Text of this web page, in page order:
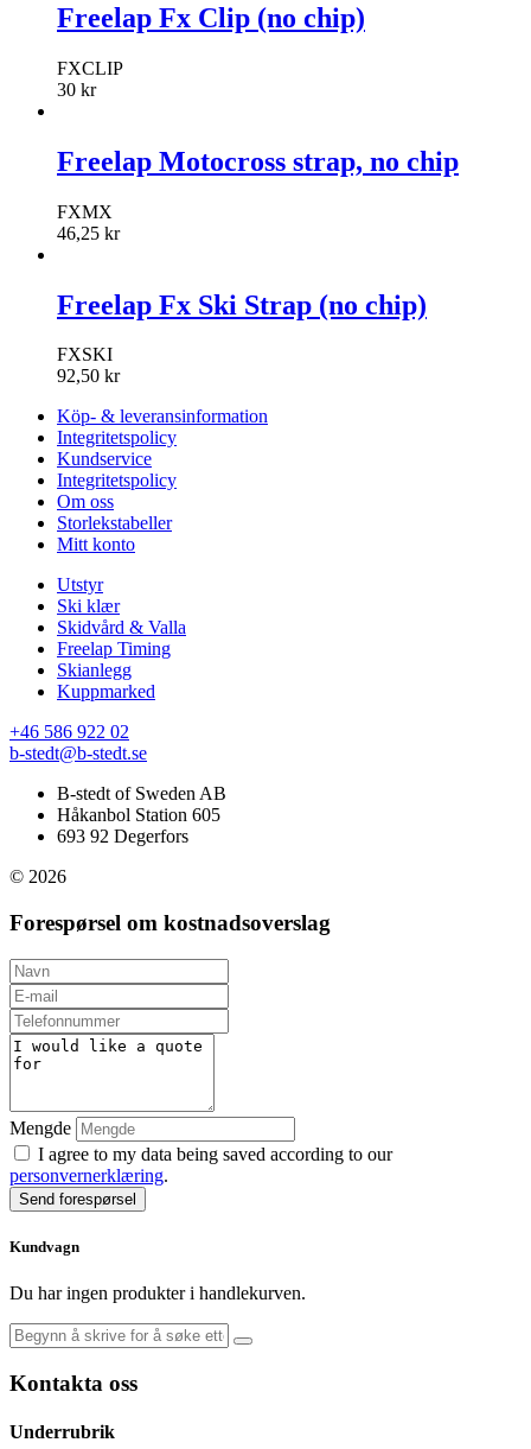
Freelap Fx Clip (no chip)
FXCLIP
30 kr
Freelap Motocross strap, no chip
FXMX
46,25 kr
Freelap Fx Ski Strap (no chip)
FXSKI
92,50 kr
Köp- & leveransinformation
Integritetspolicy
Kundservice
Integritetspolicy
Om oss
Storlekstabeller
Mitt konto
Utstyr
Ski klær
Skidvård & Valla
Freelap Timing
Skianlegg
Kuppmarked
+46 586 922 02
b-stedt@b-stedt.se
B-stedt of Sweden AB
Håkanbol Station 605
693 92 Degerfors
© 2026
Forespørsel om kostnadsoverslag
Mengde
I agree to my data being saved according to our
personvernerklæring.
Send forespørsel
Kundvagn
Du har ingen produkter i handlekurven.
Kontakta oss
Underrubrik